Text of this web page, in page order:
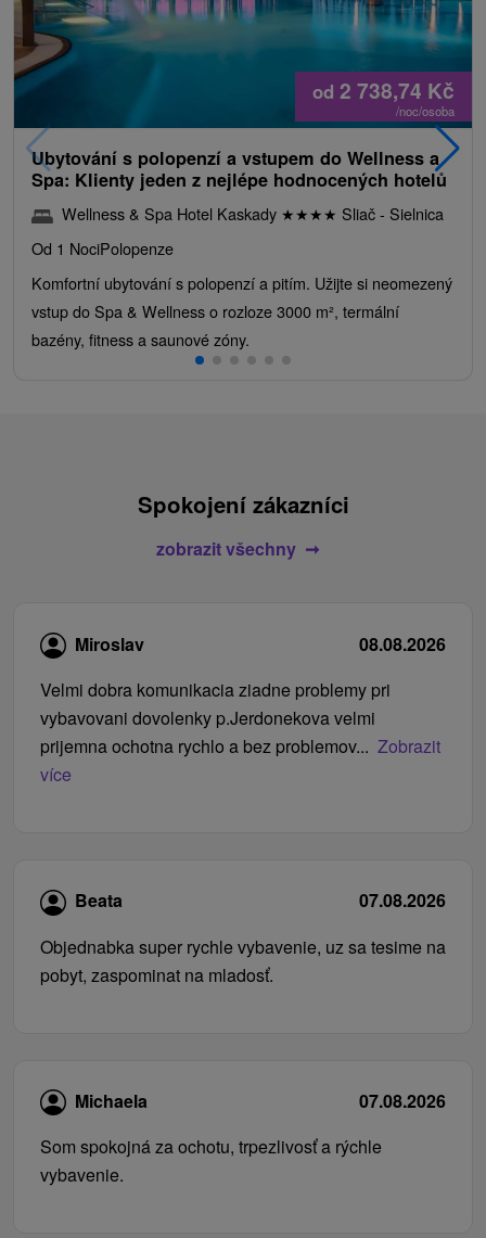
od 2 738,74 Kč
/noc/osoba
Ubytování s polopenzí a vstupem do Wellness a
Spa: Klienty jeden z nejlépe hodnocených hotelů
Wellness & Spa Hotel Kaskady ★★★★ Sliač - Sielnica
Od 1 NociPolopenze
Komfortní ubytování s polopenzí a pitím. Užijte si neomezený
vstup do Spa & Wellness o rozloze 3000 m², termální
bazény, fitness a saunové zóny.
Spokojení zákazníci
zobrazit všechny
Miroslav
08.08.2026
Velmi dobra komunikacia ziadne problemy pri
vybavovani dovolenky p.Jerdonekova velmi
prijemna ochotna rychlo a bez problemov... Zobrazit
více
Beata
07.08.2026
Objednabka super rychle vybavenie, uz sa tesime na
pobyt, zaspominat na mladosť.
Michaela
07.08.2026
Som spokojná za ochotu, trpezlivosť a rýchle
vybavenie.